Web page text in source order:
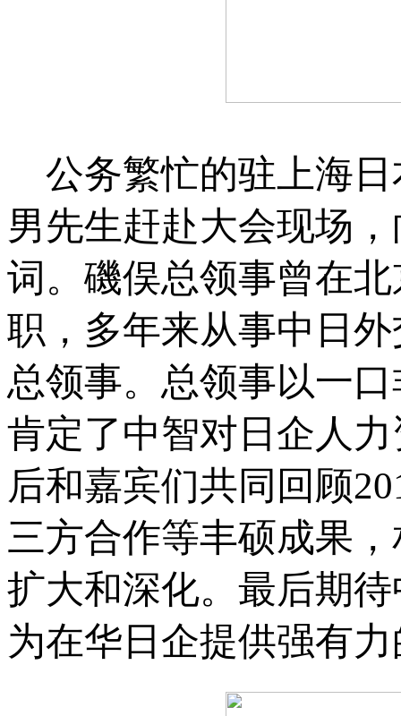
公务繁忙的驻上海
男先生赶赴大会现场
词。磯俣总领事曾在
职，多年来从事中日
总领事。总领事以一
肯定了中智对日企人
后和嘉宾们共同回顾
三方合作等丰硕成果
扩大和深化。最后期
为在华日企提供强有